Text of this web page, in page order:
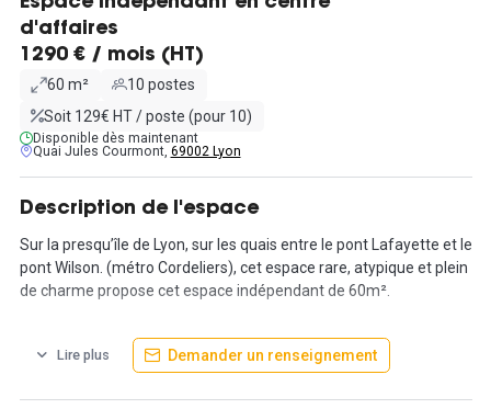
d'affaires
1290 € / mois (HT)
60 m²
10 postes
Soit 129€ HT / poste (pour 10)
Disponible dès maintenant
Quai Jules Courmont, 69002 Lyon
Description de l'espace
Sur la presqu’île de Lyon, sur les quais entre le pont Lafayette et le
pont Wilson. (métro Cordeliers), cet espace rare, atypique et plein
de charme propose cet espace indépendant de 60m².
L'espace est très bien desservi par les transports en commun,
vous trouverez à proximité :
les Métro: A, B, D
Lire plus Demander un renseignement